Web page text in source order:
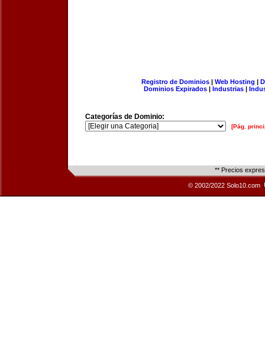
Registro de Dominios| Web Hosting |
Dominios Expirados | Industrias |
Categorías de Dominio:
[Pág.
** Precios
© 2002/2022 Solo10.com